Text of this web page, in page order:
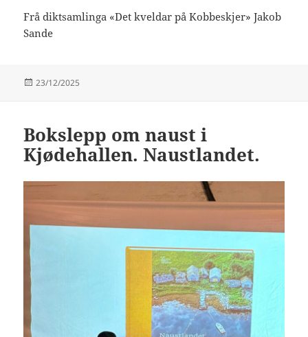
Frå diktsamlinga «Det kveldar på Kobbeskjer» Jakob
Sande
Publisert
23/12/2025
Bokslepp om naust i
Kjødehallen. Naustlandet.